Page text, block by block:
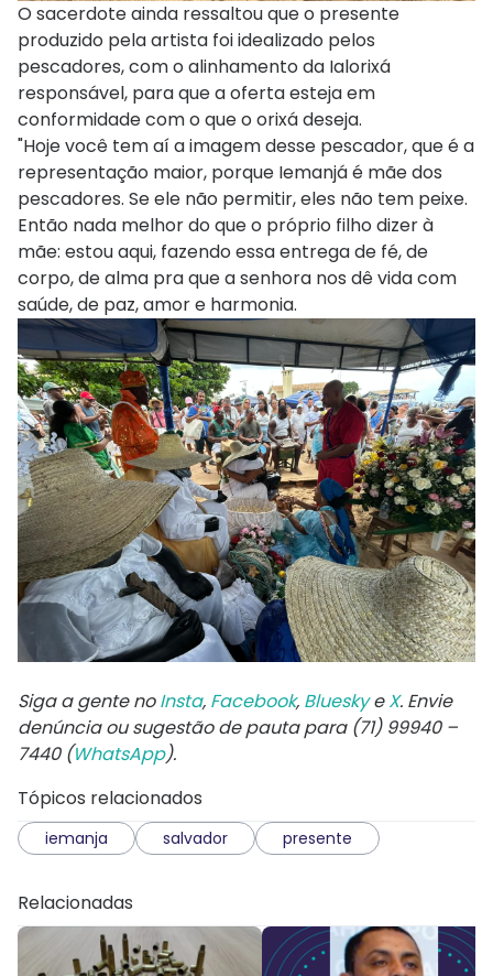
O sacerdote ainda ressaltou que o presente
produzido pela artista foi idealizado pelos
pescadores, com o alinhamento da Ialorixá
responsável, para que a oferta esteja em
conformidade com o que o orixá deseja.
"Hoje você tem aí a imagem desse pescador, que é a
representação maior, porque Iemanjá é mãe dos
pescadores. Se ele não permitir, eles não tem peixe.
Então nada melhor do que o próprio filho dizer à
mãe: estou aqui, fazendo essa entrega de fé, de
corpo, de alma pra que a senhora nos dê vida com
saúde, de paz, amor e harmonia.
Siga a gente noInsta, Facebook, BlueskyeX. Envie
denúncia ou sugestão de pauta para (71) 99940 –
7440 (WhatsApp).
Tópicos relacionados
iemanja salvador presente
Relacionadas